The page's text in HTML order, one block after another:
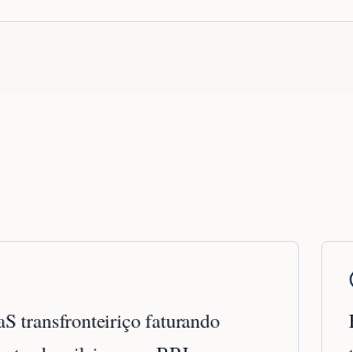
transfronteiriço faturando